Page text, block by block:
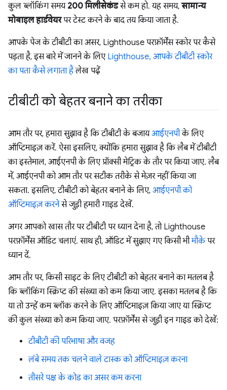
कुल ब्लॉकिंग समय 200 मिलीसेकंडसे कम हो. यह समय, सामान्य
मोबाइल हार्डवेयरपर टेस्ट करने के बाद तय किया जाता है.
आपके पेज के टीबीटी का असर, Lighthouse परफ़ॉर्मेंस स्कोर पर कैसे
पड़ता है, इस बारे में जानने के लिए Lighthouse, आपके टीबीटी स्कोर
का पता कैसे लगाता हैलेख पढ़ें
टीबीटी को बेहतर बनाने का तरीका
आम तौर पर, हमारा सुझाव है कि टीबीटी के बजायआईएनपीके लिए
ऑप्टिमाइज़ करें. ऐसा इसलिए, क्योंकि हमारा सुझाव है कि लैब में टीबीटी
का इस्तेमाल, आईएनपी के लिए प्रॉक्सी मेट्रिक के तौर पर किया जाए. लैब
में, आईएनपी को आम तौर पर सटीक तरीके से मेज़र नहीं किया जा
सकता. इसलिए, टीबीटी को बेहतर बनाने के लिए, आईएनपी को
ऑप्टिमाइज़ करनेसे जुड़ी हमारी गाइड देखें.
अगर आपको खास तौर पर टीबीटी पर ध्यान देना है, तो Lighthouse
परफ़ॉर्मेंस ऑडिट चलाएं. साथ ही, ऑडिट में सुझाए गए किसी भीमौकेपर
ध्यान दें.
आम तौर पर, किसी साइट के लिए टीबीटी को बेहतर बनाने का मतलब है
कि ब्लॉकिंग स्क्रिप्ट की संख्या को कम किया जाए. इसका मतलब है कि
या तो उन्हें कम ब्लॉक करने के लिए ऑप्टिमाइज़ किया जाए या स्क्रिप्ट
की कुल संख्या को कम किया जाए. परफ़ॉर्मेंस से जुड़ी इन गाइड को देखें:
टीबीटी की परिभाषा और वजह
लंबे समय तक चलने वाले टास्क को ऑप्टिमाइज़ करना
तीसरे पक्ष के कोड का असर कम करना